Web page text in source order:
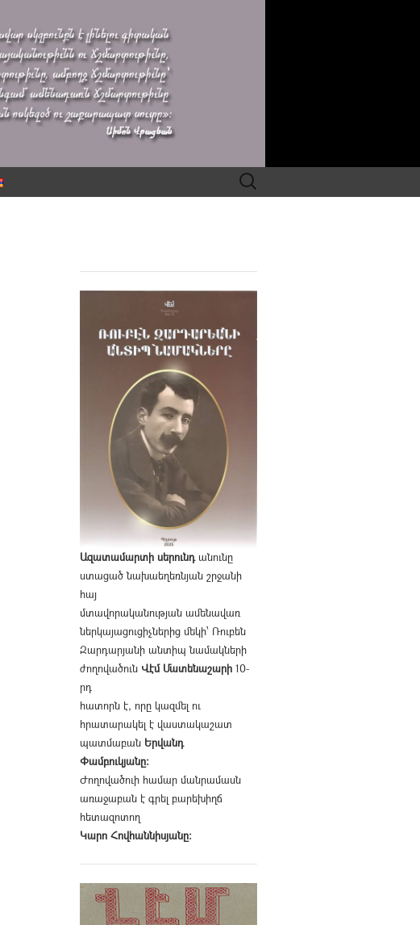
Search
for:
Ազատամարտի սերունդանունը
ստացած նախաեղեռնյան շրջանի
հայ
մտավորականության ամենավառ
ներկայացուցիչներից մեկի՝ Ռուբեն
Զարդարյանի անտիպ նամակների
ժողովածուն Վէմ Մատենաշարի 10-
րդ
հատորն է, որը կազմել ու
հրատարակել է վաստակաշատ
պատմաբան Երվանդ
Փամբուկյանը։
Ժողովածուի համար մանրամասն
առաջաբան է գրել բարեխիղճ
հետազոտող
Կարո Հովհաննիսյանը։